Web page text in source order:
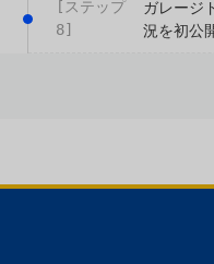
[ステップ
8]
ガレージ
況を初公